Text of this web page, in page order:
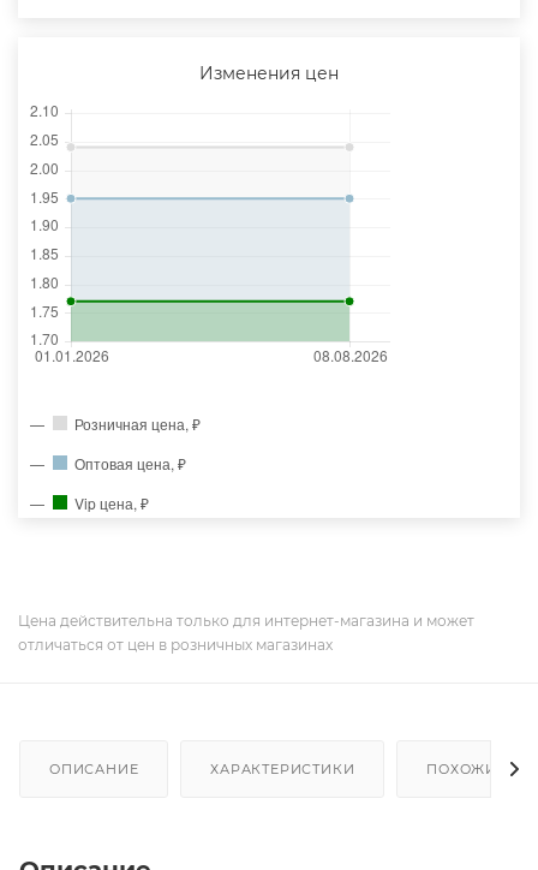
Изменения цен
Розничная цена, ₽
Оптовая цена, ₽
Vip цена, ₽
Цена действительна только для интернет-магазина и может
отличаться от цен в розничных магазинах
ОПИСАНИЕ ХАРАКТЕРИСТИКИ ПОХОЖИЕ